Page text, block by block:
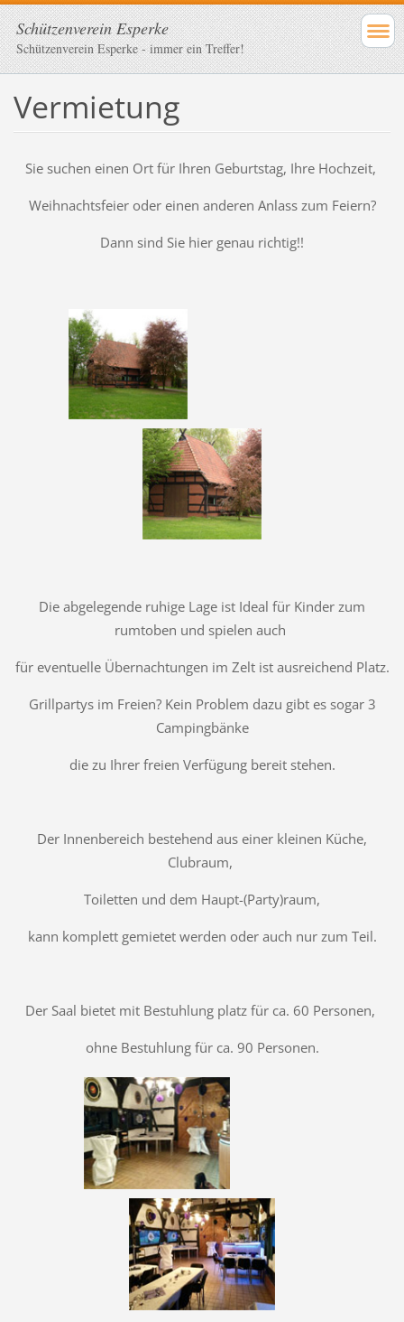
Schützenverein Esperke
Schützenverein Esperke - immer ein Treffer!
Vermietung
Sie suchen einen Ort für Ihren Geburtstag, Ihre Hochzeit,
Weihnachtsfeier oder einen anderen Anlass zum Feiern?
Dann sind Sie hier genau richtig!!
Die abgelegende ruhige Lage ist Ideal für Kinder zum
rumtoben und spielen auch
für eventuelle Übernachtungen im Zelt ist ausreichend Platz.
Grillpartys im Freien? Kein Problem dazu gibt es sogar 3
Campingbänke
die zu Ihrer freien Verfügung bereit stehen.
Der Innenbereich bestehend aus einer kleinen Küche,
Clubraum,
Toiletten und dem Haupt-(Party)raum,
kann komplett gemietet werden oder auch nur zum Teil.
Der Saal bietet mit Bestuhlung platz für ca. 60 Personen,
ohne Bestuhlung für ca. 90 Personen.